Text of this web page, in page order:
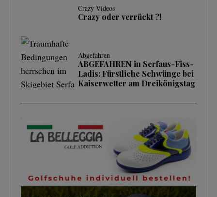
Crazy Videos
Crazy oder verrückt ?!
Abgefahren
ABGEFAHREN in Serfaus-Fiss-
Ladis: Fürstliche Schwünge bei
Kaiserwetter am Dreikönigstag